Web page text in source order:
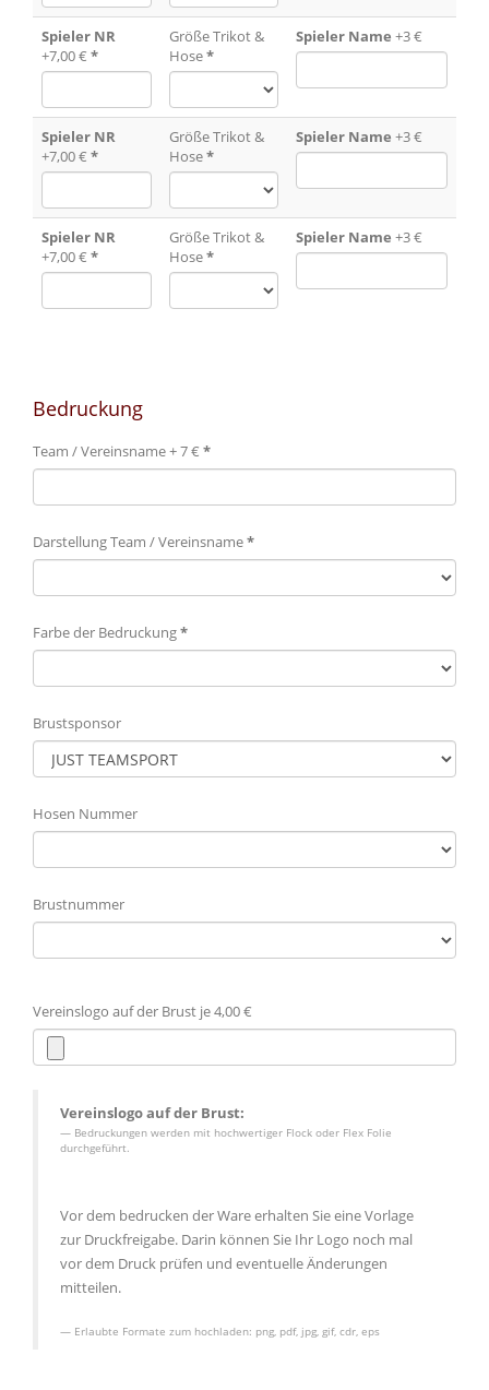
Spieler NR
+7,00 € *
Größe Trikot &
Hose*
Spieler Name +3 €
Spieler NR
+7,00 € *
Größe Trikot &
Hose*
Spieler Name +3 €
Spieler NR
+7,00 € *
Größe Trikot &
Hose*
Spieler Name +3 €
Bedruckung
Team / Vereinsname + 7 € *
Darstellung Team / Vereinsname*
Farbe der Bedruckung*
Brustsponsor
Hosen Nummer
Brustnummer
Vereinslogo auf der Brust je 4,00 €
Vereinslogo auf der Brust:
Bedruckungen werden mit hochwertiger Flock oder Flex Folie
durchgeführt.
Vor dem bedrucken der Ware erhalten Sie eine Vorlage
zur Druckfreigabe. Darin können Sie Ihr Logo noch mal
vor dem Druck prüfen und eventuelle Änderungen
mitteilen.
Erlaubte Formate zum hochladen: png, pdf, jpg, gif, cdr, eps